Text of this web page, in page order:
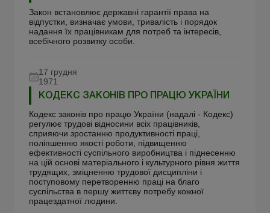
Закон встановлює державні гарантії права на
відпустки, визначає умови, тривалість і порядок
надання їх працівникам для потреб та інтересів,
всебічного розвитку особи.
17 грудня
1971
КОДЕКС ЗАКОНІВ ПРО ПРАЦЮ УКРАЇНИ
Кодекс законів про працю України (надалі - Кодекс)
регулює трудові відносини всіх працівників,
сприяючи зростанню продуктивності праці,
поліпшенню якості роботи, підвищенню
ефективності суспільного виробництва і піднесенню
на цій основі матеріального і культурного рівня життя
трудящих, зміцненню трудової дисципліни і
поступовому перетворенню праці на благо
суспільства в першу життєву потребу кожної
працездатної людини.